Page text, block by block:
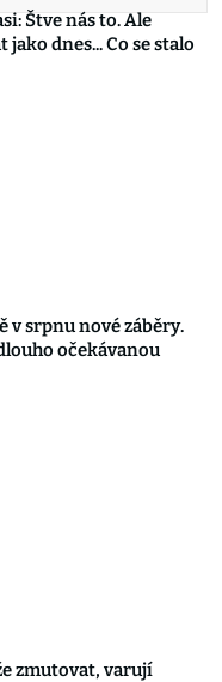
Štve nás to. Ale
dnes... Co se stalo
v srpnu nové záběry.
očekávanou
zmutovat, varují